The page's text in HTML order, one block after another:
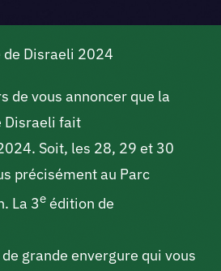
de Disraeli 2024
de vous annoncer que la
Disraeli fait
Soit, les 28, 29 et 30
précisément au Parc
La 3e édition de
grande envergure qui vous